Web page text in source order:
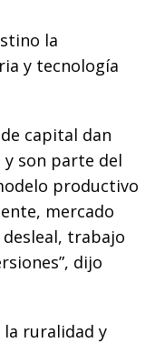
la
y tecnología
capital dan
son parte del
productivo
mercado
trabajo
dijo
la ruralidad y